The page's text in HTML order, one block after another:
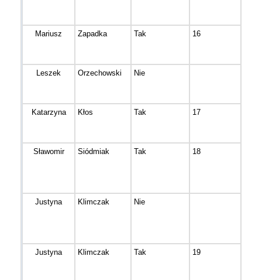
Mariusz Zapadka Tak 16
Leszek Orzechowski Nie
Katarzyna Kłos Tak 17
Sławomir Siódmiak Tak 18
Justyna Klimczak Nie
Justyna Klimczak Tak 19